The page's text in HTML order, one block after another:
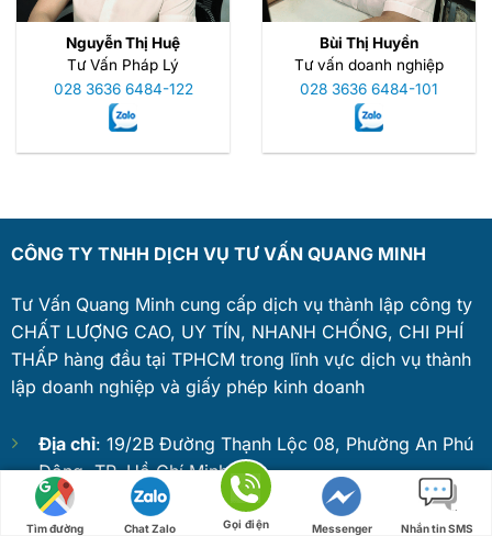
Nguyễn Thị Huệ
Tư Vấn Pháp Lý
028 3636 6484-122
Bùi Thị Huyền
Tư vấn doanh nghiệp
028 3636 6484-101
CÔNG TY TNHH DỊCH VỤ TƯ VẤN QUANG MINH
Tư Vấn Quang Minh cung cấp dịch vụ thành lập công ty
CHẤT LƯỢNG CAO, UY TÍN, NHANH CHỐNG, CHI PHÍ
THẤP hàng đầu tại TPHCM trong lĩnh vực dịch vụ thành
lập doanh nghiệp và giấy phép kinh doanh
Địa chỉ: 19/2B Đường Thạnh Lộc 08, Phường An Phú
Đông, TP. Hồ Chí Minh
Số điện thoại: 0932 068 886
Tìm đường Chat Zalo Gọi điện Messenger Nhắn tin SMS